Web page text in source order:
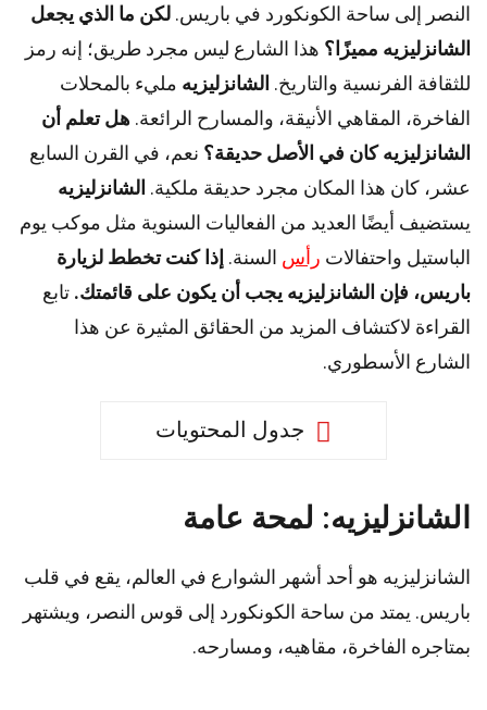
النصر إلى ساحة الكونكورد في باريس. لكن ما الذي يجعل
الشانزليزيه مميزًا؟ هذا الشارع ليس مجرد طريق؛ إنه رمز
للثقافة الفرنسية والتاريخ. الشانزليزيه مليء بالمحلات
الفاخرة، المقاهي الأنيقة، والمسارح الرائعة. هل تعلم أن
الشانزليزيه كان في الأصل حديقة؟ نعم، في القرن السابع
عشر، كان هذا المكان مجرد حديقة ملكية. الشانزليزيه
يستضيف أيضًا العديد من الفعاليات السنوية مثل موكب يوم
الباستيل واحتفالات رأس السنة. إذا كنت تخطط لزيارة
باريس، فإن الشانزليزيه يجب أن يكون على قائمتك. تابع
القراءة لاكتشاف المزيد من الحقائق المثيرة عن هذا
الشارع الأسطوري.
جدول المحتويات
الشانزليزيه: لمحة عامة
الشانزليزيه هو أحد أشهر الشوارع في العالم، يقع في قلب
باريس. يمتد من ساحة الكونكورد إلى قوس النصر، ويشتهر
بمتاجره الفاخرة، مقاهيه، ومسارحه.